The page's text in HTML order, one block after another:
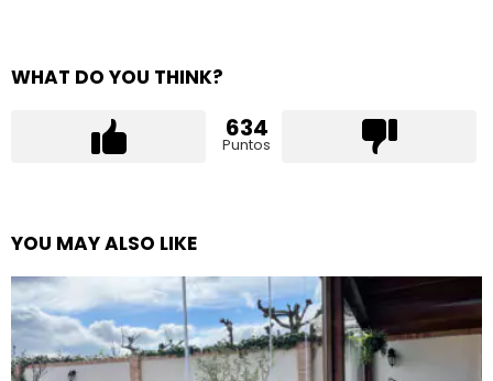
WHAT DO YOU THINK?
634
Puntos
YOU MAY ALSO LIKE